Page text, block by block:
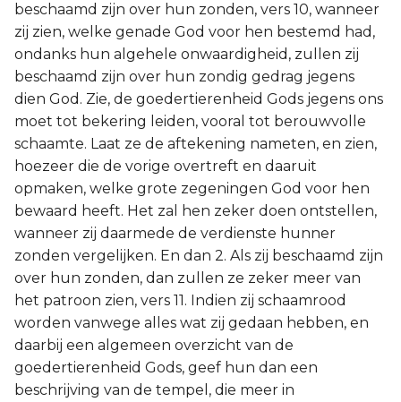
beschaamd zijn over hun zonden, vers 10, wanneer
zij zien, welke genade God voor hen bestemd had,
ondanks hun algehele onwaardigheid, zullen zij
beschaamd zijn over hun zondig gedrag jegens
dien God. Zie, de goedertierenheid Gods jegens ons
moet tot bekering leiden, vooral tot berouwvolle
schaamte. Laat ze de aftekening nameten, en zien,
hoezeer die de vorige overtreft en daaruit
opmaken, welke grote zegeningen God voor hen
bewaard heeft. Het zal hen zeker doen ontstellen,
wanneer zij daarmede de verdienste hunner
zonden vergelijken. En dan 2. Als zij beschaamd zijn
over hun zonden, dan zullen ze zeker meer van
het patroon zien, vers 11. Indien zij schaamrood
worden vanwege alles wat zij gedaan hebben, en
daarbij een algemeen overzicht van de
goedertierenheid Gods, geef hun dan een
beschrijving van de tempel, die meer in